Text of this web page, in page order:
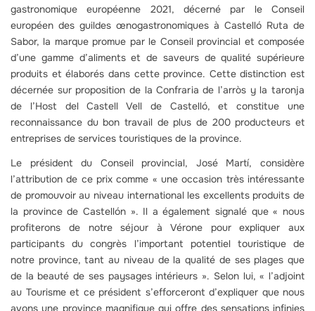
gastronomique européenne 2021, décerné par le Conseil
européen des guildes œnogastronomiques à Castelló Ruta de
Sabor, la marque promue par le Conseil provincial et composée
d’une gamme d’aliments et de saveurs de qualité supérieure
produits et élaborés dans cette province. Cette distinction est
décernée sur proposition de la Confraria de l’arròs y la taronja
de l’Host del Castell Vell de Castelló, et constitue une
reconnaissance du bon travail de plus de 200 producteurs et
entreprises de services touristiques de la province.
Le président du Conseil provincial, José Martí, considère
l’attribution de ce prix comme « une occasion très intéressante
de promouvoir au niveau international les excellents produits de
la province de Castellón ». Il a également signalé que « nous
profiterons de notre séjour à Vérone pour expliquer aux
participants du congrès l’important potentiel touristique de
notre province, tant au niveau de la qualité de ses plages que
de la beauté de ses paysages intérieurs ». Selon lui, « l’adjoint
au Tourisme et ce président s’efforceront d’expliquer que nous
avons une province magnifique qui offre des sensations infinies